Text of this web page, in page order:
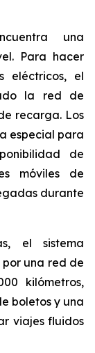
una
Para hacer
eléctricos, el
la red de
recarga. Los
especial para
de
móviles de
durante
el sistema
una red de
kilómetros,
boletos y una
viajes fluidos